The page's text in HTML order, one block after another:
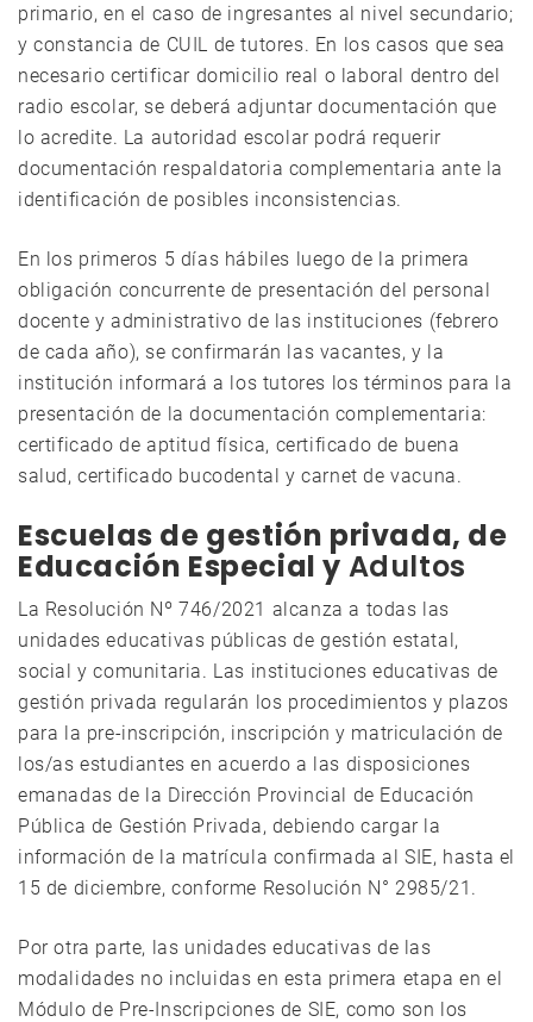
primario, en el caso de ingresantes al nivel secundario;
y constancia de CUIL de tutores. En los casos que sea
necesario certificar domicilio real o laboral dentro del
radio escolar, se deberá adjuntar documentación que
lo acredite. La autoridad escolar podrá requerir
documentación respaldatoria complementaria ante la
identificación de posibles inconsistencias.
En los primeros 5 días hábiles luego de la primera
obligación concurrente de presentación del personal
docente y administrativo de las instituciones (febrero
de cada año), se confirmarán las vacantes, y la
institución informará a los tutores los términos para la
presentación de la documentación complementaria:
certificado de aptitud física, certificado de buena
salud, certificado bucodental y carnet de vacuna.
Escuelas de gestión privada, de
Educación Especial y Adultos
La Resolución Nº 746/2021 alcanza a todas las
unidades educativas públicas de gestión estatal,
social y comunitaria. Las instituciones educativas de
gestión privada regularán los procedimientos y plazos
para la pre-inscripción, inscripción y matriculación de
los/as estudiantes en acuerdo a las disposiciones
emanadas de la Dirección Provincial de Educación
Pública de Gestión Privada, debiendo cargar la
información de la matrícula confirmada al SIE, hasta el
15 de diciembre, conforme Resolución N° 2985/21.
Por otra parte, las unidades educativas de las
modalidades no incluidas en esta primera etapa en el
Módulo de Pre-Inscripciones de SIE, como son los